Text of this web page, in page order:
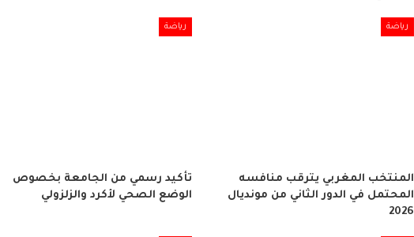
رياضة
المنتخب المغربي يترقب منافسه
المحتمل في الدور الثاني من مونديال
2026
رياضة
تأكيد رسمي من الجامعة بخصوص
الوضع الصحي لأكرد والزلزولي